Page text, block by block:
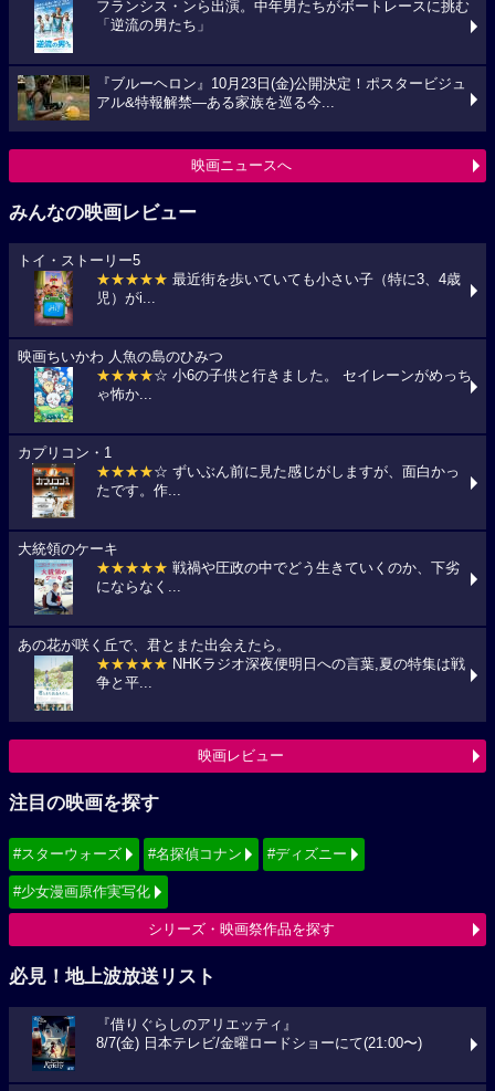
フランシス・ンら出演。中年男たちがボートレースに挑む
「逆流の男たち」
『ブルーヘロン』10月23日(金)公開決定！ポスタービジュ
アル&特報解禁―ある家族を巡る今...
映画ニュースへ
みんなの映画レビュー
トイ・ストーリー5
★★★★★ 最近街を歩いていても小さい子（特に3、4歳
児）がi...
映画ちいかわ 人魚の島のひみつ
★★★★☆ 小6の子供と行きました。 セイレーンがめっち
ゃ怖か...
カプリコン・1
★★★★☆ ずいぶん前に見た感じがしますが、面白かっ
たです。作...
大統領のケーキ
★★★★★ 戦禍や圧政の中でどう生きていくのか、下劣
にならなく...
あの花が咲く丘で、君とまた出会えたら。
★★★★★ NHKラジオ深夜便明日への言葉,夏の特集は戦
争と平...
映画レビュー
注目の映画を探す
#スターウォーズ #名探偵コナン #ディズニー
#少女漫画原作実写化
シリーズ・映画祭作品を探す
必見！地上波放送リスト
『借りぐらしのアリエッティ』
8/7(金) 日本テレビ/金曜ロードショーにて(21:00〜)